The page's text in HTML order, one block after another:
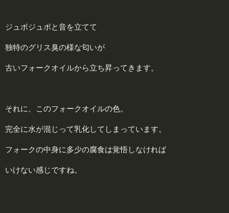
ジュボジュボと音を立てて
独特のグリス臭の様な匂いが
古いフォークオイルから立ち昇ってきます。
それに、このフォークオイルの色。
完全に水が混じって乳化してしまっています。
フォークの中身に多少の腐食は覚悟しなければ
いけない感じですね。